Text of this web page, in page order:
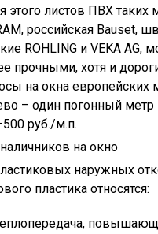
этого листов ПВХ таких
российская Bauset,
ROHLING и VEKA AG,
прочными, хотя и
на окна европейских
– один погонный метр
руб./м.п.
на окно
наружных
пластика относятся: